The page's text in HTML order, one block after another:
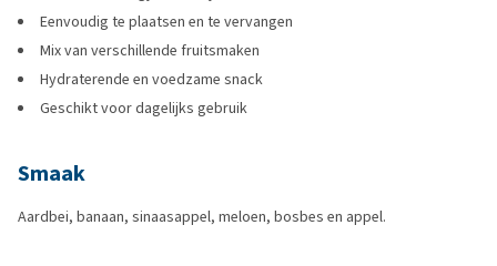
Eenvoudig te plaatsen en te vervangen
Mix van verschillende fruitsmaken
Hydraterende en voedzame snack
Geschikt voor dagelijks gebruik
Smaak
Aardbei, banaan, sinaasappel, meloen, bosbes en appel.